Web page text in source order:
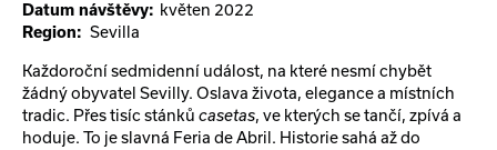
Datum návštěvy: květen 2022
Region
Sevilla
Každoroční sedmidenní událost, na které nesmí chybět
žádný obyvatel Sevilly. Oslava života, elegance a místních
tradic. Přes tisíc stánků casetas, ve kterých se tančí, zpívá a
hoduje. To je slavná Feria de Abril. Historie sahá až do